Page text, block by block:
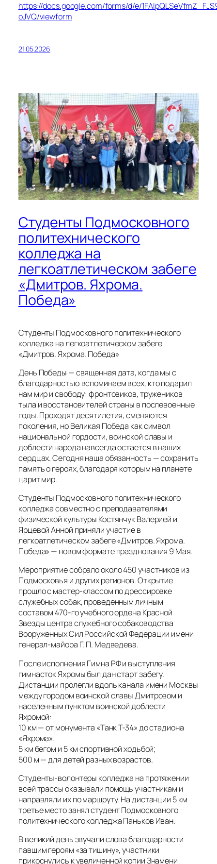
https://docs.google.com/forms/d/e/
oJVQ/viewform
21.05.2026
Студенты Подмосковного
политехнического
колледжа на
легкоатлетическом забеге
«Дмитров. Яхрома.
Победа»
Студенты Подмосковного политехнического
колледжа на легкоатлетическом забеге
«Дмитров. Яхрома. Победа»
День Победы — священная дата, когда мы с
благодарностью вспоминаем всех, кто подарил
нам мир и свободу: фронтовиков, тружеников
тыла и восстановителей страны в послевоенные
годы. Проходят десятилетия, сменяются
поколения, но Великая Победа как символ
национальной гордости, воинской славы и
доблести народа навсегда остается в наших
сердцах. Сегодня наша обязанность — сохранить
память о героях, благодаря которым на планете
царит мир.
Студенты Подмосковного политехнического
колледжа совместно с преподавателями
физической культуры Костянчук Валерией и
Ярцевой Анной приняли участие в
легкоатлетическом забеге «Дмитров. Яхрома.
Победа» — новом формате празднования 9 Мая.
Мероприятие собрало около 450 участников из
Подмосковья и других регионов. Открытие
прошло с мастер-классом по дрессировке
служебных собак, проведенным личным
составом 470-го учебного ордена Красной
Звезды центра служебного собаководства
Вооруженных Сил Российской Федерации имени
генерал-майора Г. П. Медведева.
После исполнения Гимна РФ и выступления
гимнасток Яхромы был дан старт забегу.
Дистанции пролегли вдоль канала имени Москвы
между городом воинской славы Дмитровом и
населенным пунктом воинской доблести
Яхромой:
10 км — от монумента «Танк Т-34» до стадиона
«Яхрома»;
5 км бегом и 5 км спортивной ходьбой;
500 м — для детей разных возрастов.
Студенты-волонтеры колледжа на протяжении
всей трассы оказывали помощь участникам и
направляли их по маршруту. На дистанции 5 км
третье место занял студент Подмосковного
политехнического колледжа Паньков Иван.
В великий день звучали слова благодарности
павшим героям «за тишину», участники
прикоснулись к увеличенной копии Знамени